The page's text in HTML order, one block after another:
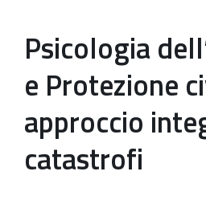
Psicologia
e Protezione
approccio
catastrofi